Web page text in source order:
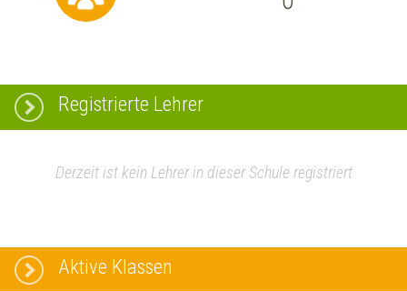
Registrierte Lehrer
Derzeit ist kein Lehrer in dieser Schule registriert
Aktive Klassen